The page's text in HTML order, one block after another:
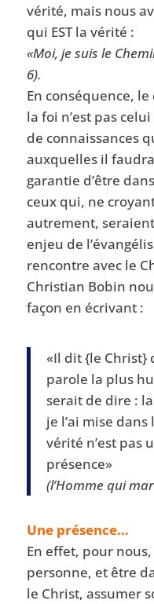
vérité, mais nous
qui EST la vérité :
«Moi, je suis le
6).
En conséquence,
la foi n’est pas
de connaissances
auxquelles il
garantie d’être
ceux qui, ne
autrement,
enjeu de
rencontre avec le
Christian Bobin
façon en écrivant :
«Il dit {le Christ}
parole la plus
serait de dire :
je l’ai mise dans
vérité n’est pas
présence»
(l’Homme qui
Une présence…
En effet, pour
personne, et être
le Christ, assumer